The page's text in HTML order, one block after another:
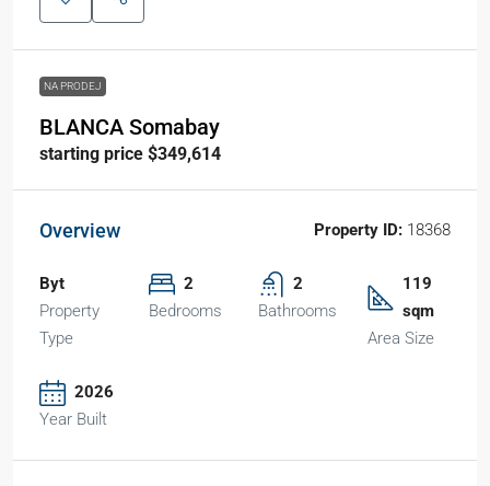
NA PRODEJ
BLANCA Somabay
starting price $349,614
Overview Property ID: 18368
Byt
Property
Type
2
Bedrooms
2
Bathrooms
119
sqm
Area Size
2026
Year Built